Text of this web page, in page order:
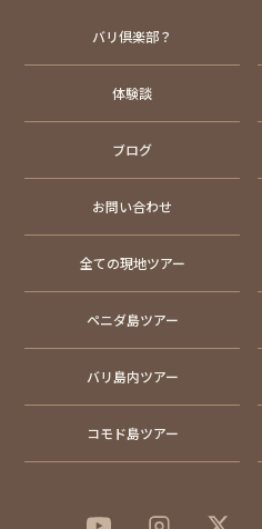
バリ倶楽部？
体験談
ブログ
お問い合わせ
全ての現地ツアー
ペニダ島ツアー
バリ島内ツアー
コモド島ツアー